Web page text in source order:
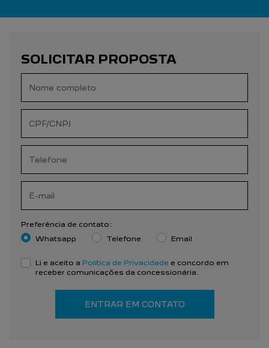
SOLICITAR PROPOSTA
Preferência de contato:
Whatsapp
Telefone Email
Li e aceito a Política de Privacidade e concordo em
receber comunicações da concessionária.
ENTRAR EM CONTATO